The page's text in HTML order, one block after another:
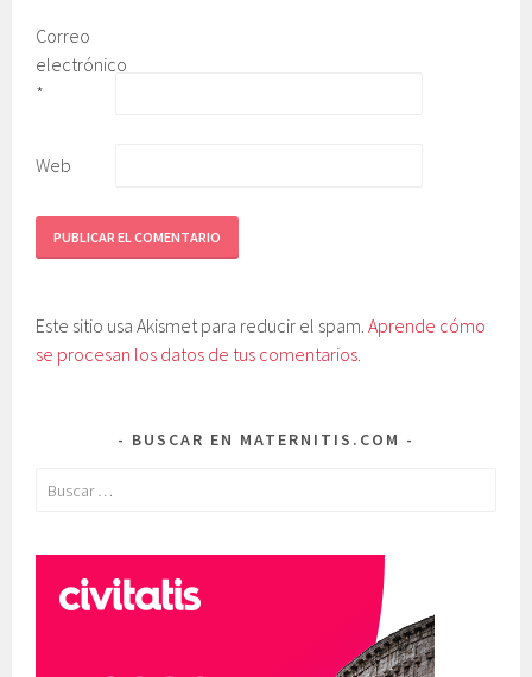
Correo
electrónico
*
Web
Este sitio usa Akismet para reducir el spam.Aprende cómo
se procesan los datos de tus comentarios.
BUSCAR EN MATERNITIS.COM
Buscar: